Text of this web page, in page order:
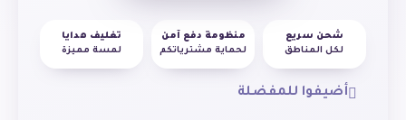
شحن سريع
لكل المناطق
منظومة دفع آمن
لحماية مشترياتكم
تغليف هدايا
لمسة مميزة
أضيفوا للمفضلة